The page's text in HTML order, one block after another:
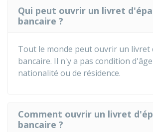
Qui peut ouvrir un livret
bancaire ?
Tout le monde peut ouvrir un livret
bancaire. Il n'y a pas condition
nationalité ou de résidence.
Comment ouvrir un livret
bancaire ?